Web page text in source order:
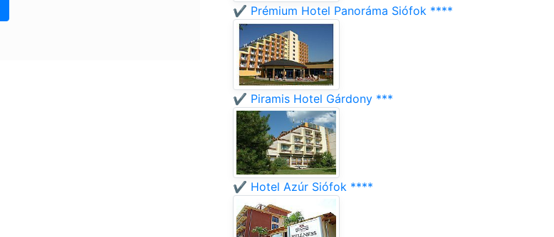
✔️ Prémium Hotel Panoráma Siófok ****
✔️ Piramis Hotel Gárdony ***
✔️ Hotel Azúr Siófok ****